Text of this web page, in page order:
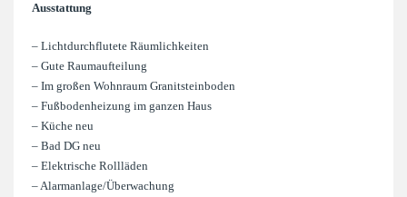
Ausstattung
– Lichtdurchflutete Räumlichkeiten
– Gute Raumaufteilung
– Im großen Wohnraum Granitsteinboden
– Fußbodenheizung im ganzen Haus
– Küche neu
– Bad DG neu
– Elektrische Rollläden
– Alarmanlage/Überwachung